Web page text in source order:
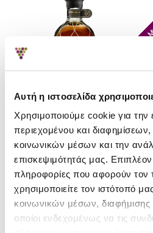
Αυτή η ιστοσελίδα
Χρησιμοποιούμε cookie για την
περιεχομένου και
κοινωνικών μέσων και την
επισκεψιμότητάς μας.
πληροφορίες που αφορούν τον
χρησιμοποιείτε τον ιστότοπό
κοινωνικών μέσων,
οποίοι ενδεχομένως να τις
Brugal & Co Distillery
Brugal 1888 Doblemente
Añejado Rum
58.50€